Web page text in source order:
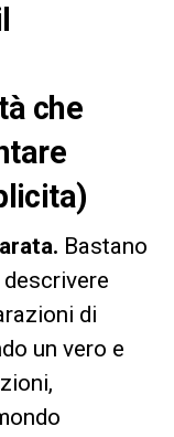
che
Bastano
di
un vero e